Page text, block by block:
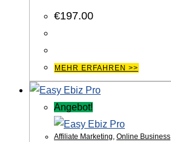
€197.00
MEHR ERFAHREN >>
Angebot!
Affiliate Marketing, Online Business